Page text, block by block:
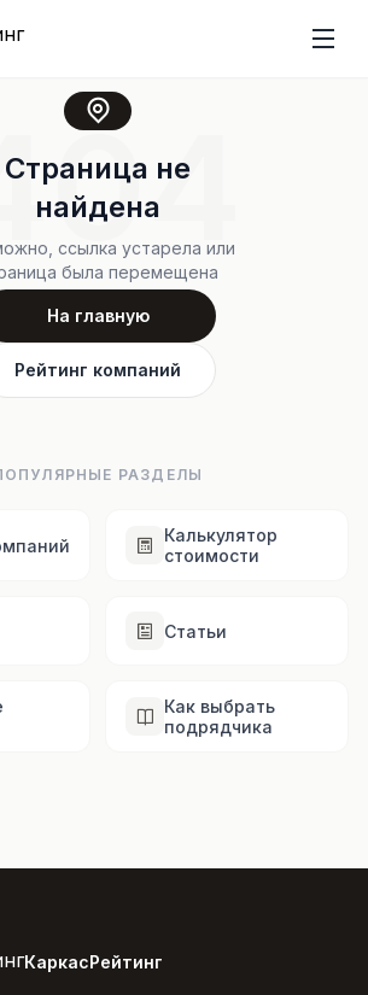
404
Страница не
найдена
ссылка устарела или
была перемещена
На главную
Рейтинг компаний
РАЗДЕЛЫ
Калькулятор
стоимости
Статьи
Как выбрать
подрядчика
КаркасРейтинг